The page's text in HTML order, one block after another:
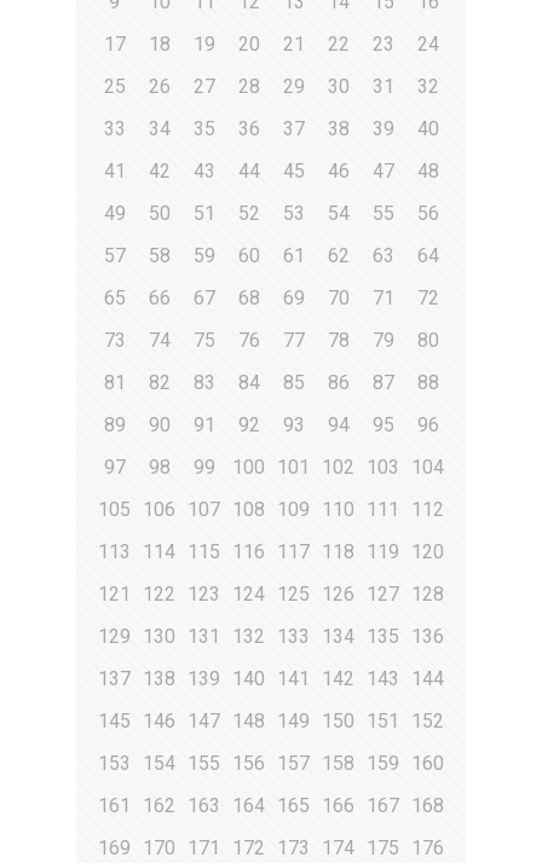
17
18 19 20 21 22 23
24
25
26 27 28 29 30 31
32
33
34 35 36 37 38 39
40
41
42 43 44 45 46 47
48
49
50 51 52 53 54 55
56
57
58 59 60 61 62 63
64
65
66 67 68 69 70 71
72
73
74 75 76 77 78 79
80
81
82 83 84 85 86 87
88
89
90 91 92 93 94 95
96
97
98 99 100 101 102 103
104
105
106 107 108 109 110 111
112
113
114 115 116 117 118 119
120
121
122 123 124 125 126 127 128
129
130 131 132 133 134 135
136
137 138 139 140 141 142 143
144
145
146 147 148 149 150 151
152
153
154 155 156 157 158 159
160
161
162 163 164 165 166 167 168
169
170 171 172 173 174 175
176